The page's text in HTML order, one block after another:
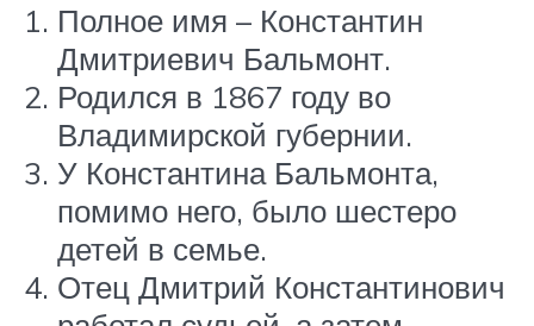
Полное имя – Константин
Дмитриевич Бальмонт.
Родился в 1867 году во
Владимирской губернии.
У Константина Бальмонта,
помимо него, было шестеро
детей в семье.
Отец Дмитрий Константинович